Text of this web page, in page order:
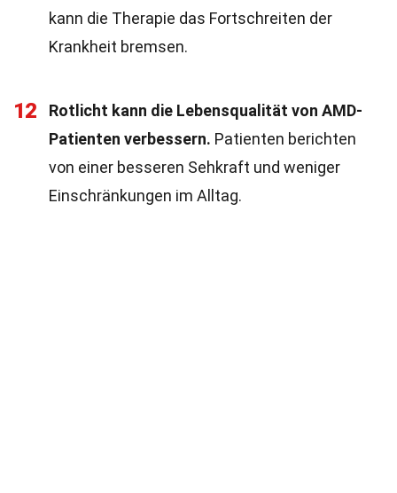
kann die Therapie das Fortschreiten der
Krankheit bremsen.
12
Rotlicht kann die Lebensqualität von AMD-
Patienten verbessern. Patienten berichten
von einer besseren Sehkraft und weniger
Einschränkungen im Alltag.